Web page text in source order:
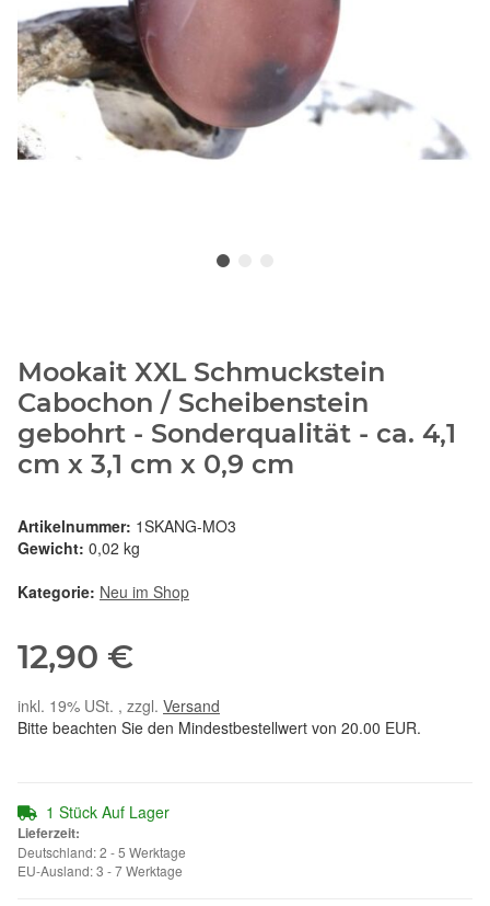
Mookait XXL Schmuckstein
Cabochon / Scheibenstein
gebohrt - Sonderqualität - ca. 4,1
cm x 3,1 cm x 0,9 cm
Artikelnummer: 1SKANG-MO3
Gewicht: 0,02 kg
Kategorie: Neu im Shop
12,90 €
inkl. 19% USt. , zzgl. Versand
Bitte beachten Sie den Mindestbestellwert von 20.00 EUR.
1 Stück Auf Lager
Lieferzeit:
Deutschland: 2 - 5 Werktage
EU-Ausland: 3 - 7 Werktage